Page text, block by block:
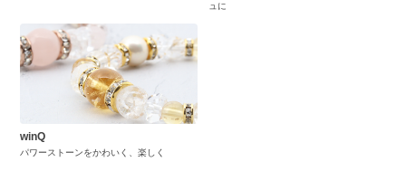
ュに
winQ
パワーストーンをかわいく、楽しく